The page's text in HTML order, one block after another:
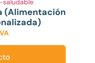
(Alimentación